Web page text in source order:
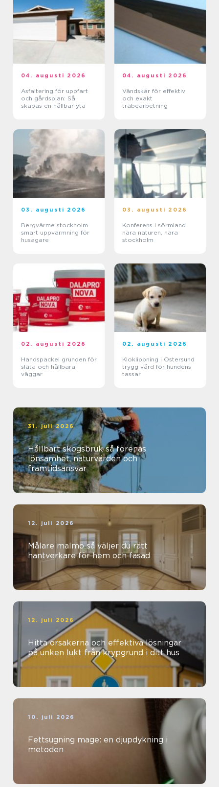
04. augusti 2026
Asfaltering för uppfart
och gårdsplan: Så
skapas en hållbar yta
04. augusti 2026
Vändskär för effektiv
och exakt
träbearbetning
03. augusti 2026
Bergvärme stockholm
smart uppvärmning för
husägare
03. augusti 2026
Konferens i sörmland
nära naturen, nära
stockholm
02. augusti 2026
Handspackel grunden för
släta och hållbara
väggar
02. augusti 2026
Kloklippning i Östersund
trygg vård för hundens
tassar
31. juli 2026
Hållbart skogsbruk så förenas
lönsamhet, naturvärden och
framtidsansvar
12. juli 2026
Målare malmö så väljer du rätt
hantverkare för hem och fasad
12. juli 2026
Hitta orsakerna och effektiva lösningar
på unken lukt från krypgrund i ditt hus
10. juli 2026
Fettsugning mage: en djupdykning i
metoden